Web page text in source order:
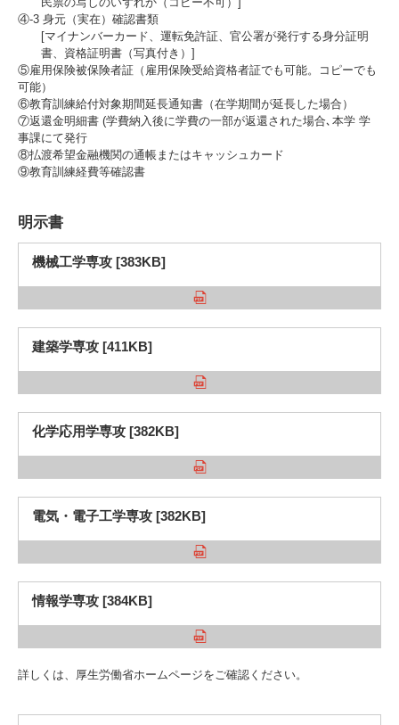
④-3 身元（実在）確認書類
[マイナンバーカード、運転免許証、官公署が発行する身分証明
書、資格証明書（写真付き）]
⑤雇用保険被保険者証（雇用保険受給資格者証でも可能。コピーでも
可能）
⑥教育訓練給付対象期間延長通知書（在学期間が延長した場合）
⑦返還金明細書 (学費納入後に学費の一部が返還された場合､本学 学
事課にて発行
⑧払渡希望金融機関の通帳またはキャッシュカード
⑨教育訓練経費等確認書
明示書
機械工学専攻 [383KB]
建築学専攻 [411KB]
化学応用学専攻 [382KB]
電気・電子工学専攻 [382KB]
情報学専攻 [384KB]
詳しくは、厚生労働省ホームページをご確認ください。